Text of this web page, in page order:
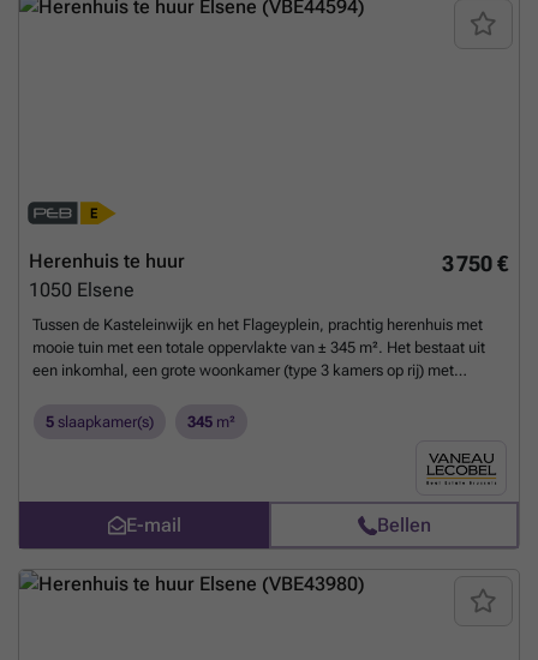
uitstekende ligging. Onmiddellijk beschikbaar. Een bezoek is absoluut
3 750 €
Herenhuis te huur
1050 Elsene
Tussen de Kasteleinwijk en het Flageyplein, prachtig herenhuis met
mooie tuin met een totale oppervlakte van ± 345 m². Het bestaat uit
een inkomhal, een grote woonkamer (type 3 kamers op rij) met
slaapkamers, een badkamer en douche, 2 douchekamers en een
een mooie Japanse kersenboom op het westen. Kelder en een garage
op niveau - 1. Alle lasten zijn individueel. PEB E. Exclusief te
ontdekken bij Vaneau Lecobel!!Meer weten?
5 slaapkamer(s) 345 m²
E-mail Bellen